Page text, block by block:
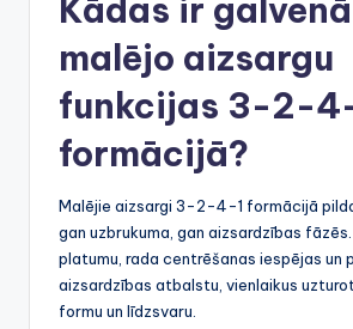
Kādas ir
malējo aizsargu
funkcijas 3-2-
formācijā?
Malējie aizsargi 3-2-4-1 formācijā
gan uzbrukuma, gan aizsardzības
platumu, rada centrēšanas iespējas un
aizsardzības atbalstu, vienlaikus
formu un līdzsvaru.